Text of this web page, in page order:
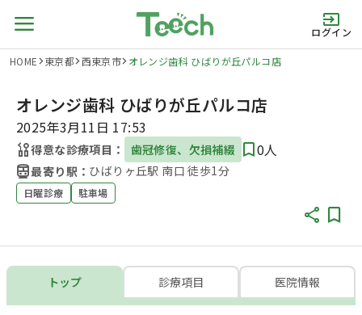
ログイン
HOME 東京都 西東京市 オレンジ歯科 ひばりが丘パルコ店
オレンジ歯科 ひばりが丘パルコ店
2025年3月11日 17:53
得意な診療項目： 歯冠修復、欠損補綴 0人
最寄り駅： ひばりヶ丘駅 南口 徒歩1分
日曜診療 駐車場
トップ 診療項目 医院情報